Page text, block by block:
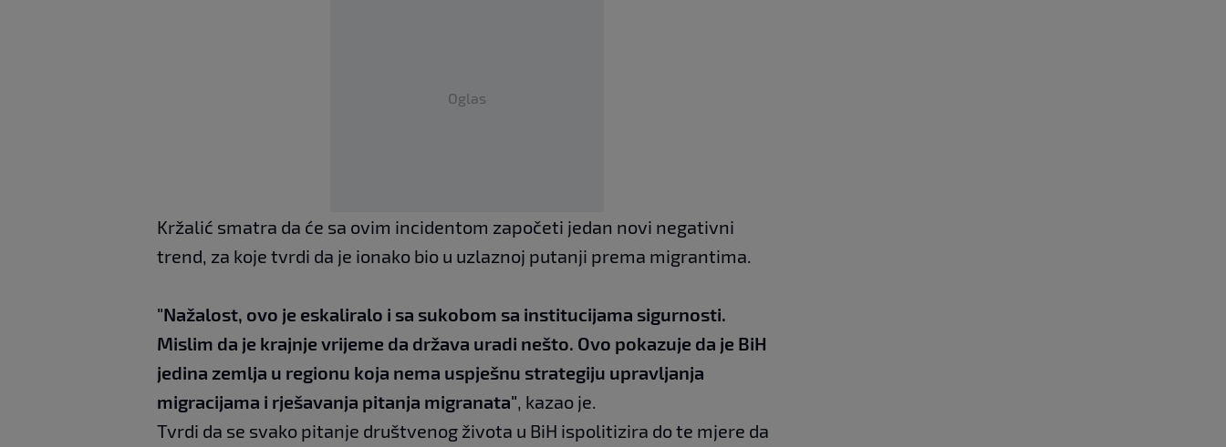
Oglas
Kržalić smatra da će sa ovim incidentom započeti jedan novi negativni
trend, za koje tvrdi da je ionako bio u uzlaznoj putanji prema migrantima.
"Nažalost, ovo je eskaliralo i sa sukobom sa institucijama sigurnosti.
Mislim da je krajnje vrijeme da država uradi nešto. Ovo pokazuje da je BiH
jedina zemlja u regionu koja nema uspješnu strategiju upravljanja
migracijama i rješavanja pitanja migranata" , kazao je.
Tvrdi da se svako pitanje društvenog života u BiH ispolitizira do te mjere da